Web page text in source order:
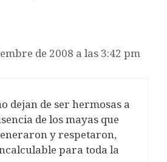
de 2008 a las 3:42 pm
dejan de ser hermosas a
de los mayas que
y respetaron,
para toda la